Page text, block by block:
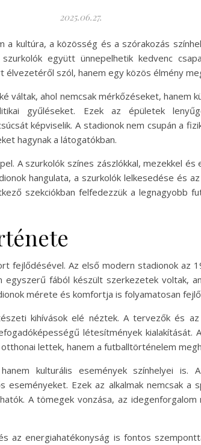
2025.06.27.
kultúra, a közösség és a szórakozás
együtt ünnepelhetik kedvenc
szól, hanem egy közös élmény
váltak, ahol nemcsak mérkőzéseket, hanem
gyűléseket. Ezek az épületek
képviselik. A stadionok nem csupán a
hagynak a látogatókban.
A szurkolók színes zászlókkal, mezekkel
hangulata, a szurkolók lelkesedése és
szekciókban felfedezzük a legnagyobb
fejlődésével. Az első modern stadionok az
fából készült szerkezetek voltak,
mérete és komfortja is folyamatosan
kihívások elé néztek. A tervezők és
létesítmények kialakítását.
lettek, hanem a futballtörténelem
kulturális események színhelyei
eseményeket. Ezek az alkalmak nemcsak
A tömegek vonzása, az
az energiahatékonyság is fontos